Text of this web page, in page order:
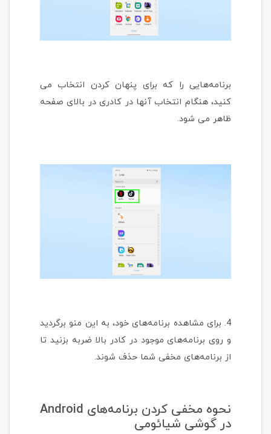
برنامه‌هایی را که برای پنهان کردن انتخاب می
کنید، هنگام انتخاب آنها در کادری در بالای صفحه
ظاهر می شود.
4. برای مشاهده برنامه‌های خود، به این منو برگردید
و روی برنامه‌های موجود در کادر بالا ضربه بزنید تا
از برنامه‌های مخفی شما حذف شوند.
نحوه مخفی کردن برنامه‌های Android
در گوشی شیائومی